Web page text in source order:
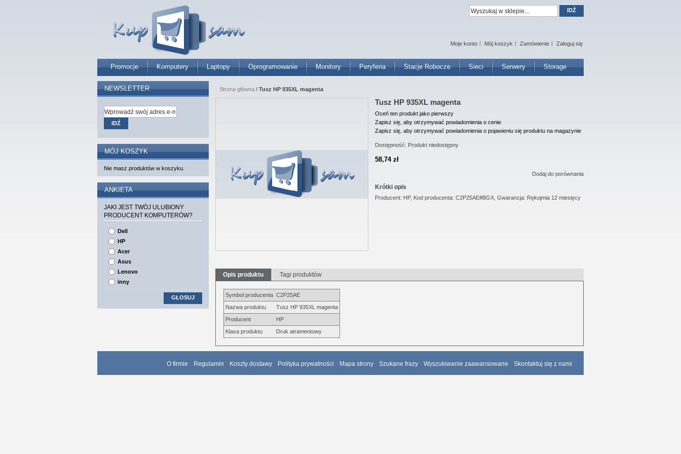
Promocje Komputery Laptopy Oprogramowanie Monitory Peryferia Stacje Robocze Sieci Serwery Storage
Moje konto Mój koszyk Zamówienie Zaloguj się
IDŹ
Strona główna / Tusz HP 935XL magenta
Tusz HP 935XL magenta
Oceń ten produkt jako pierwszy
Zapisz się, aby otrzymywać powiadomienia o cenie
Zapisz się, aby otrzymywać powiadomienia o pojawieniu się produktu na magazynie
Dostępność: Produkt niedostępny
58,74 zł
Dodaj do porównania
Krótki opis
Producent: HP, Kod producenta: C2P25AE#BGX, Gwarancja: Rękojmia 12 miesięcy
Opis produktu Tagi produktów
Symbol producenta C2P25AE
Nazwa produktu
Tusz HP 935XL magenta
Producent
HP
Klasa produktu
Druk atramentowy
NEWSLETTER
IDŹ
MÓJ KOSZYK
Nie masz produktów w koszyku.
ANKIETA
JAKI JEST TWÓJ ULUBIONY
PRODUCENT KOMPUTERÓW?
Dell
HP
Acer
Asus
Lenovo
inny
GŁOSUJ
O firmie Regulamin Koszty dostawy Polityka prywatności Mapa strony Szukane frazy Wyszukiwanie zaawansowane Skontaktuj się z nami